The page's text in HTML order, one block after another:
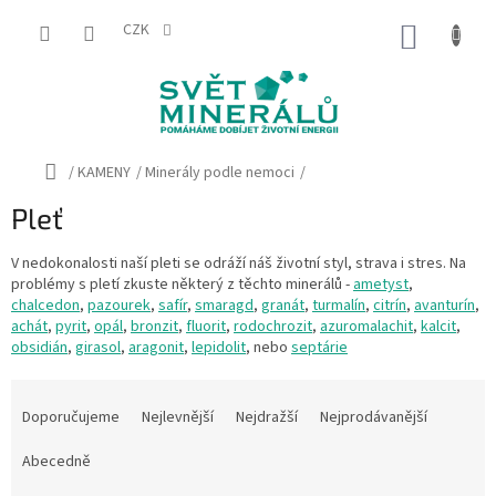
CZK
Domů
/KAMENY /Minerály podle nemoci /
Pleť
V nedokonalosti naší pleti se odráží náš životní styl, strava i stres. Na
problémy s pletí zkuste některý z těchto minerálů - ametyst,
chalcedon, pazourek, safír, smaragd, granát, turmalín, citrín, avanturín,
achát, pyrit, opál, bronzit, fluorit, rodochrozit, azuromalachit, kalcit,
obsidián, girasol, aragonit, lepidolit, nebo septárie
Doporučujeme Nejlevnější Nejdražší
Nejprodávanější
Abecedně